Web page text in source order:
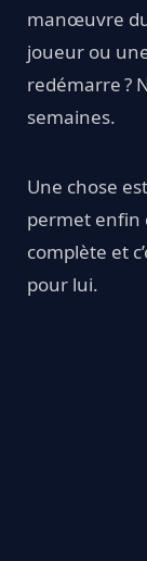
manœuvre
joueur ou
redémarre ?
semaines.
Une chose
permet enfin
complète et
pour lui.